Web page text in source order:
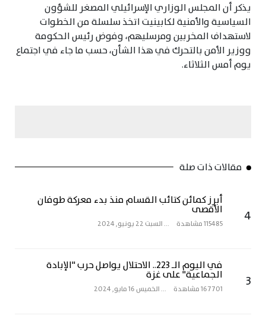
يذكر أن المجلس الوزاري الإسرائيلي المصغر للشؤون
السياسية والأمنية لكابينيت اتخذ سلسلة من الخطوات
لاستهداف المخربين ومرسليهم، وفوض رئيس الحكومة
ووزير الأمن بالتحرك في هذا الشأن، حسب ما جاء في اجتماع
يوم أمس الثلاثاء.
مقالات ذات صلة
4
أبرز كمائن كتائب القسام منذ بدء معركة طوفان
الأقصى
115485 مشاهدة ...السبت 22 يونيو, 2024
3
في اليوم الـ 223.. الاحتلال يواصل حرب "الإبادة
الجماعية" على غزة
167701 مشاهدة ...الخميس 16 مايو, 2024